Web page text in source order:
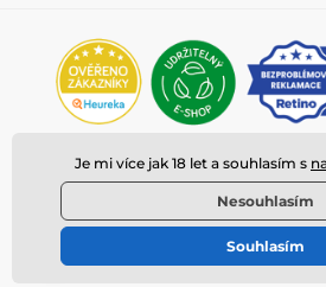
© 2026 www.deeplove.cz ⦁ E-shop
Je mi více jak 18 let a souhlasím s
Nesouhlasím
Souhlasím